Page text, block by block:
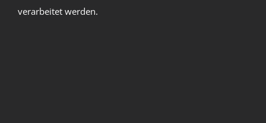
verarbeitet werden.